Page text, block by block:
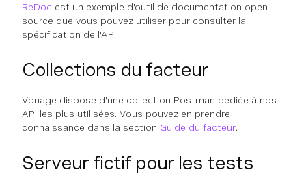
ReDoc est un exemple d'outil de documentation open
source que vous pouvez utiliser pour consulter la
spécification de l'API.
Collections du facteur
Vonage dispose d'une collection Postman dédiée à nos
API les plus utilisées. Vous pouvez en prendre
connaissance dans la section Guide du facteur.
Serveur fictif pour les tests